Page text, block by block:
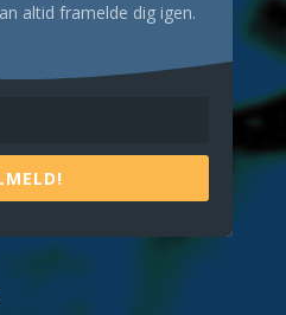
altid framelde dig igen.